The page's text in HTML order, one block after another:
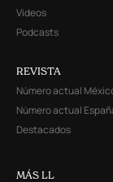
Videos
Podcasts
REVISTA
Número actual
Número actual
Destacados
MÁS LL